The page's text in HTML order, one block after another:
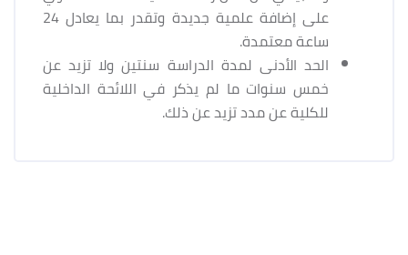
على إضافة علمية جديدة وتقدر بما يعادل 24
ساعة معتمدة.
الحد الأدنى لمدة الدراسة سنتين ولا تزيد عن
خمس سنوات ما لم يذكر في اللائحة الداخلية
للكلية عن مدد تزيد عن ذلك.